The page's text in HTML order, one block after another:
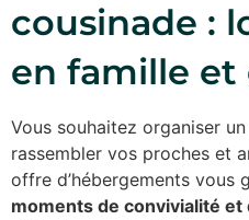
cousinade :
en famille et
Vous souhaitez organiser un
rassembler vos proches et
offre d’hébergements vous
moments de convivialité et